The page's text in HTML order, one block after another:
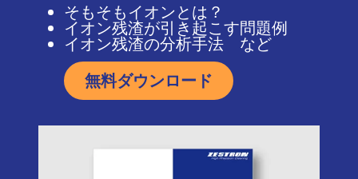
そもそもイオンとは？
イオン残渣が引き起こす問題例
イオン残渣の分析手法 など
無料ダウンロード